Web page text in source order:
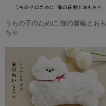
うちの子のために 猫の首輪とおも
ちゃ